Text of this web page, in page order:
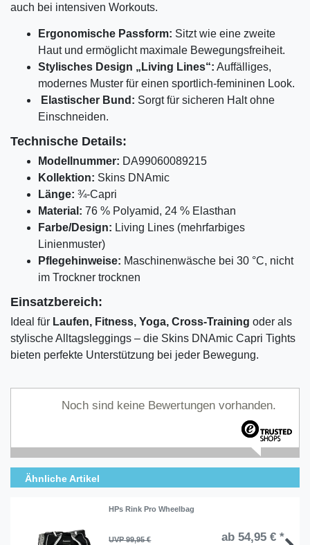
auch bei intensiven Workouts.
Ergonomische Passform: Sitzt wie eine zweite
Haut und ermöglicht maximale Bewegungsfreiheit.
Stylisches Design „Living Lines“: Auffälliges,
modernes Muster für einen sportlich-femininen Look.
Elastischer Bund: Sorgt für sicheren Halt ohne
Einschneiden.
Technische Details:
Modellnummer: DA99060089215
Kollektion: Skins DNAmic
Länge: ¾-Capri
Material: 76 % Polyamid, 24 % Elasthan
Farbe/Design: Living Lines (mehrfarbiges
Linienmuster)
Pflegehinweise: Maschinenwäsche bei 30 °C, nicht
im Trockner trocknen
Einsatzbereich:
Ideal für Laufen, Fitness, Yoga, Cross-Training oder als
stylische Alltagsleggings – die Skins DNAmic Capri Tights
bieten perfekte Unterstützung bei jeder Bewegung.
Noch sind keine Bewertungen vorhanden.
Ähnliche Artikel
HPs Rink Pro Wheelbag
UVP 99,95 € ab 54,95 € *